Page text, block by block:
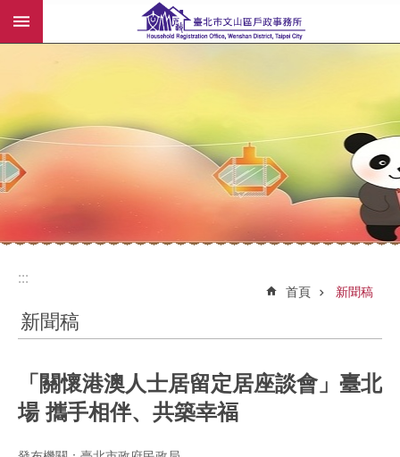
跳到主要內容區塊
:::
:::
首頁 新聞稿
新聞稿
「關懷港澳人士居留定居座談會」臺北
場 攜手相伴、共築幸福